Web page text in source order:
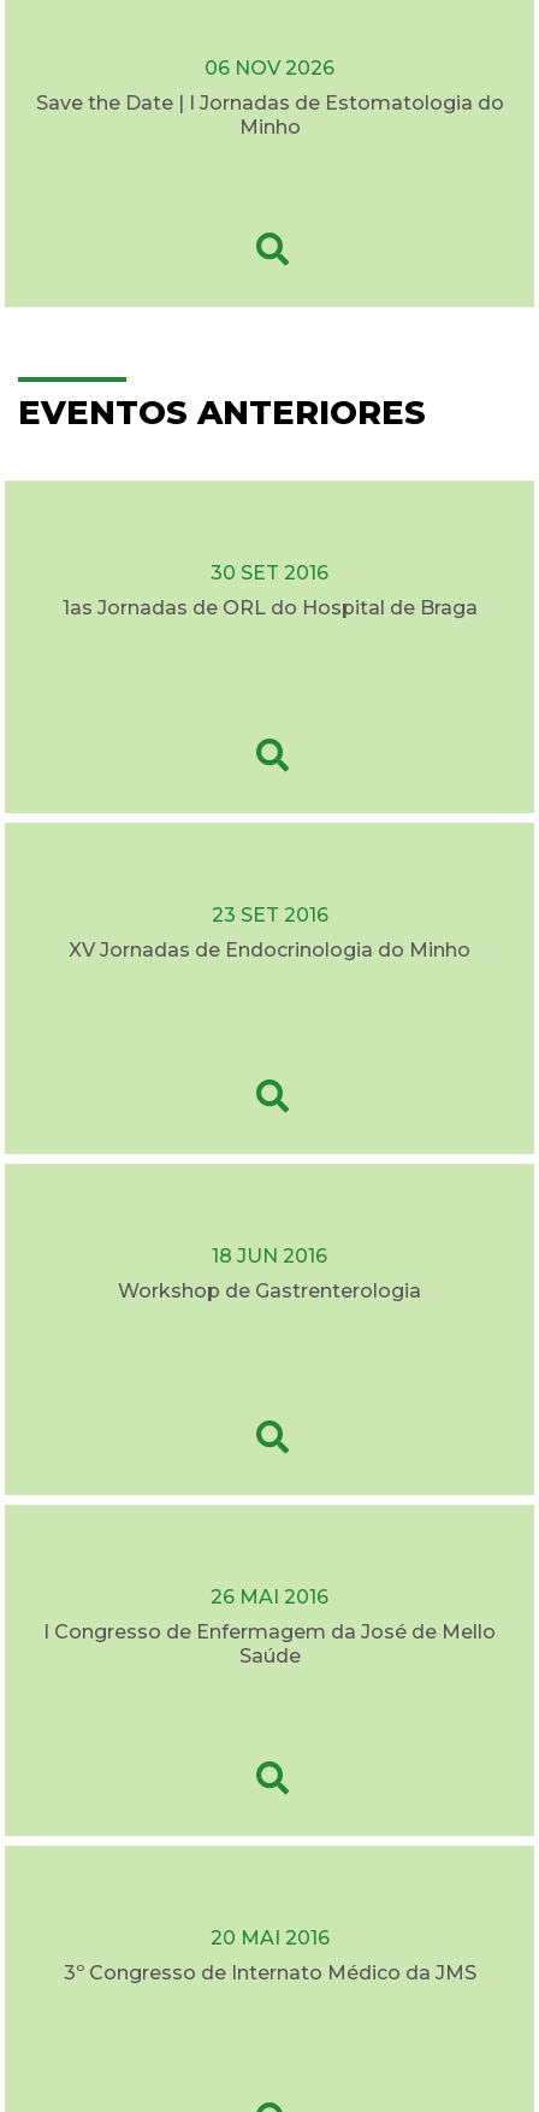
06 NOV 2026
Save the Date | I Jornadas de Estomatologia do
Minho
EVENTOS ANTERIORES
30 SET 2016
1as Jornadas de ORL do Hospital de Braga
23 SET 2016
XV Jornadas de Endocrinologia do Minho
18 JUN 2016
Workshop de Gastrenterologia
26 MAI 2016
I Congresso de Enfermagem da José de Mello
Saúde
20 MAI 2016
3º Congresso de Internato Médico da JMS